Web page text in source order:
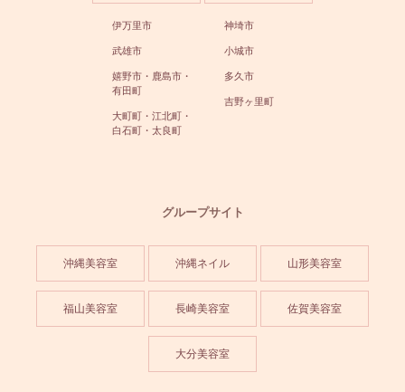
伊万里市
武雄市
嬉野市・鹿島市・
有田町
大町町・江北町・
白石町・太良町
神埼市
小城市
多久市
吉野ヶ里町
グループサイト
沖縄美容室 沖縄ネイル 山形美容室
福山美容室 長崎美容室 佐賀美容室
大分美容室